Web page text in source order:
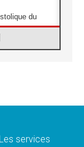
du
l'éducation
Les services